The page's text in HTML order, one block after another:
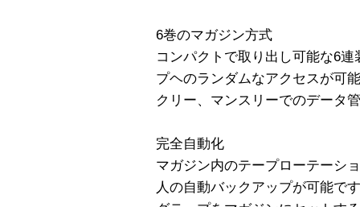
6巻のマガジン方式
コンパクトで取り出し可能な6
プヘのランダムなアクセスが可
クリー、マンスリーでのデータ
完全自動化
マガジン内のテープローテーシ
人の自動バックアップが可能で